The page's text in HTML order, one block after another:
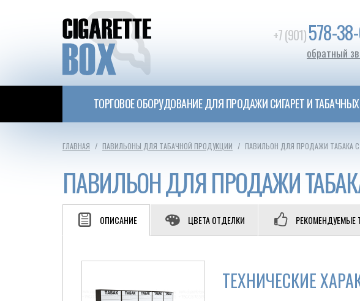
+7 (901)578-
обратный
ТОРГОВОЕ ОБОРУДОВАНИЕ ДЛЯ ПРОДАЖИ СИГАРЕТ И
ГЛАВНАЯ ПАВИЛЬОНЫ ДЛЯ ТАБАЧНОЙ ПРОДУКЦИИ ПАВИЛЬОН ДЛЯ ПРОДАЖИ ТАБАКА
ПАВИЛЬОН ДЛЯ ПРОДАЖИ
ОПИСАНИЕ ЦВЕТА ОТДЕЛКИ РЕКОМЕНДУЕМЫЕ
ТЕХНИЧЕСКИЕ